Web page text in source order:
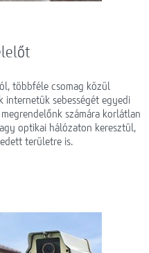
többféle csomag közül
sebességét egyedi
számára korlátlan
optikai hálózaton keresztül,
területre is.